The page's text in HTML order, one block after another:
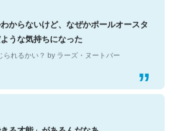
からないけど、なぜかポールオースタ
うな気持ちになった
られるかい？ by ラーズ・ヌートバー
る才能」があるんだなあ